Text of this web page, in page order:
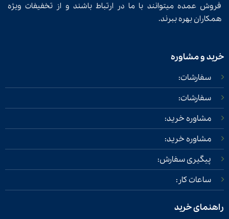
فروش عمده میتوانند با ما در ارتباط باشند و از تخفیفات ویژه
همکاران بهره ببرند.
خرید و مشاوره
سفارشات:
سفارشات:
مشاوره خرید:
مشاوره خرید:
پیگیری سفارش:
ساعات کار:
راهنمای خرید